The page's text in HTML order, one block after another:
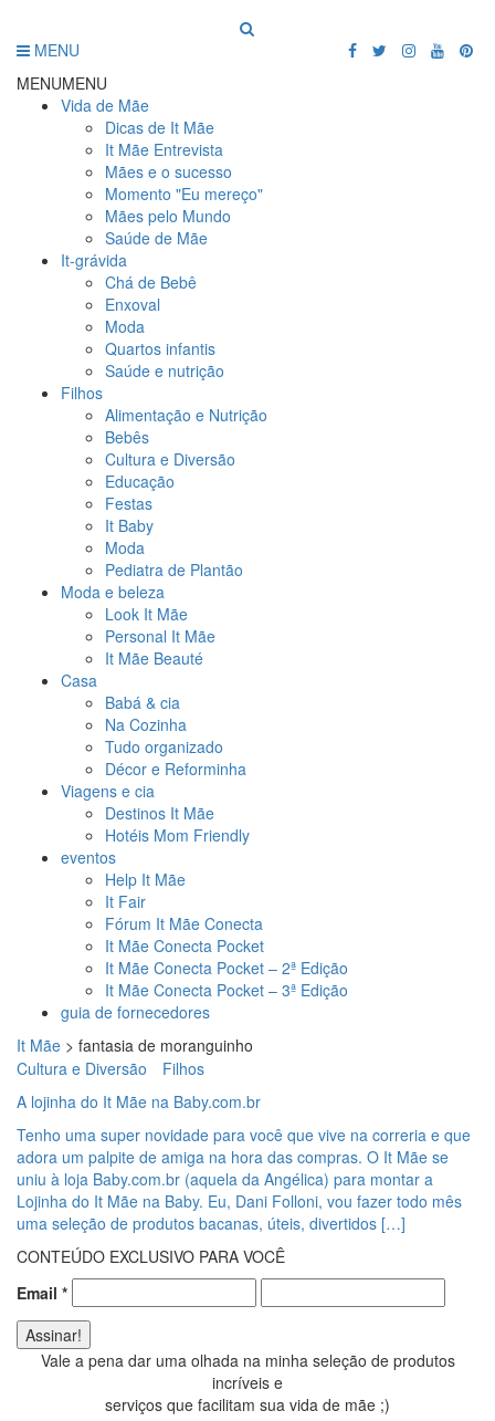
MENU
MENUMENU
Vida de Mãe
Dicas de It Mãe
It Mãe Entrevista
Mães e o sucesso
Momento "Eu mereço"
Mães pelo Mundo
Saúde de Mãe
It-grávida
Chá de Bebê
Enxoval
Moda
Quartos infantis
Saúde e nutrição
Filhos
Alimentação e Nutrição
Bebês
Cultura e Diversão
Educação
Festas
It Baby
Moda
Pediatra de Plantão
Moda e beleza
Look It Mãe
Personal It Mãe
It Mãe Beauté
Casa
Babá & cia
Na Cozinha
Tudo organizado
Décor e Reforminha
Viagens e cia
Destinos It Mãe
Hotéis Mom Friendly
eventos
Help It Mãe
It Fair
Fórum It Mãe Conecta
It Mãe Conecta Pocket
It Mãe Conecta Pocket – 2ª Edição
It Mãe Conecta Pocket – 3ª Edição
guia de fornecedores
It Mãe > fantasia de moranguinho
Cultura e Diversão
Filhos
A lojinha do It Mãe na Baby.com.br
Tenho uma super novidade para você que vive na correria e que
adora um palpite de amiga na hora das compras. O It Mãe se
uniu à loja Baby.com.br (aquela da Angélica) para montar a
Lojinha do It Mãe na Baby. Eu, Dani Folloni, vou fazer todo mês
uma seleção de produtos bacanas, úteis, divertidos […]
CONTEÚDO EXCLUSIVO PARA VOCÊ
Email *
Vale a pena dar uma olhada na minha seleção de produtos
incríveis e
serviços que facilitam sua vida de mãe ;)